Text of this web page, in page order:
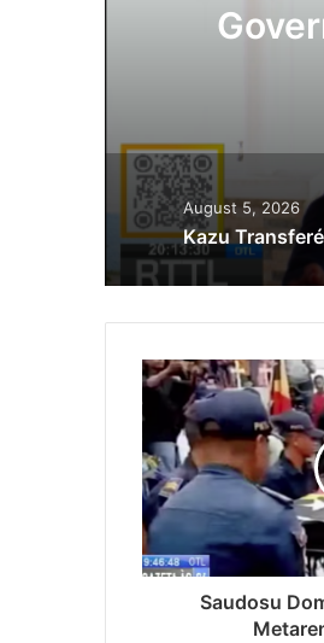
August 5, 2026
Saudosu